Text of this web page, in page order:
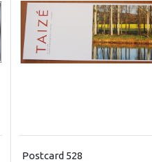
Postcard 528